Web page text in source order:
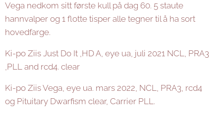
Vega nedkom sitt første kull på dag 60. 5 staute
hannvalper og 1 flotte tisper alle tegner til å ha sort
hovedfarge.
Ki-po Ziis Just Do It ,HD A, eye ua, juli 2021 NCL, PRA3
,PLL and rcd4. clear
Ki-po Ziis Vega, eye ua. mars 2022, NCL, PRA3, rcd4
og Pituitary Dwarfism clear, Carrier PLL.